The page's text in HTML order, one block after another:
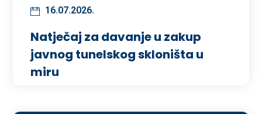
16.07.2026.
Natječaj za davanje u zakup
javnog tunelskog skloništa u
miru